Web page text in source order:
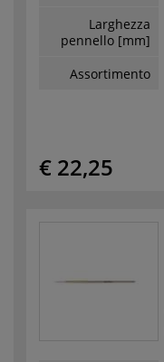
Larghezza
pennello [mm]
Assortimento
€ 22,25